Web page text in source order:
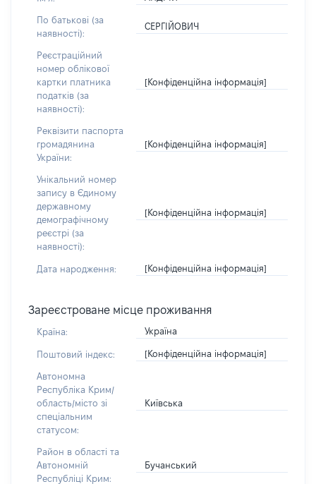
По батькові (за
наявності):
СЕРГІЙОВИЧ
Реєстраційний
номер облікової
картки платника
податків (за
наявності):
[Конфіденційна інформація]
Реквізити паспорта
громадянина
України:
[Конфіденційна інформація]
Унікальний номер
запису в Єдиному
державному
демографічному
реєстрі (за
наявності):
[Конфіденційна інформація]
Дата народження: [Конфіденційна інформація]
Зареєстроване місце проживання
Країна: Україна
Поштовий індекс: [Конфіденційна інформація]
Автономна
Республіка Крим/
область/місто зі
спеціальним
статусом:
Київська
Район в області та
Автономній
Республіці Крим:
Бучанський